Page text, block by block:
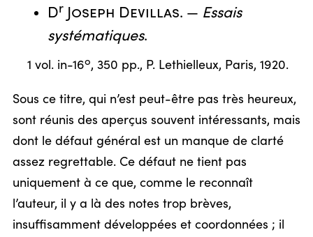
DrJoseph Devillas. — Essais
systématiques.
1 vol. in-16o, 350 pp., P. Lethielleux, Paris, 1920.
Sous ce titre, qui n’est peut-être pas très heureux,
sont réunis des aperçus souvent intéressants, mais
dont le défaut général est un manque de clarté
assez regrettable. Ce défaut ne tient pas
uniquement à ce que, comme le reconnaît
l’auteur, il y a là des notes trop brèves,
insuffisamment développées et coordonnées ; il